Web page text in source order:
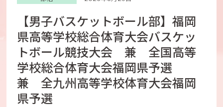
【男子バスケットボール部】福岡
県高等学校総合体育大会バスケッ
トボール競技大会 兼 全国高等
学校総合体育大会福岡県予選
兼 全九州高等学校体育大会福岡
県予選